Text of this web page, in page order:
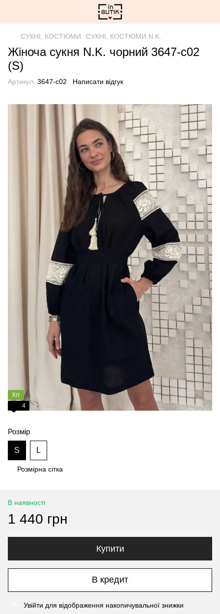
СУКНІ, КОСТЮМИ СУКНІ, КОСТЮМИ N.K.
Жіноча сукня N.K. чорний 3647-с02
(S)
Артикул: 3647-с02 Написати відгук
Хіт
4
Розмір
S L
Розмірна сітка
В наявності
1 440 грн
Купити
В кредит
Увійти для відображення накопичувальної знижки